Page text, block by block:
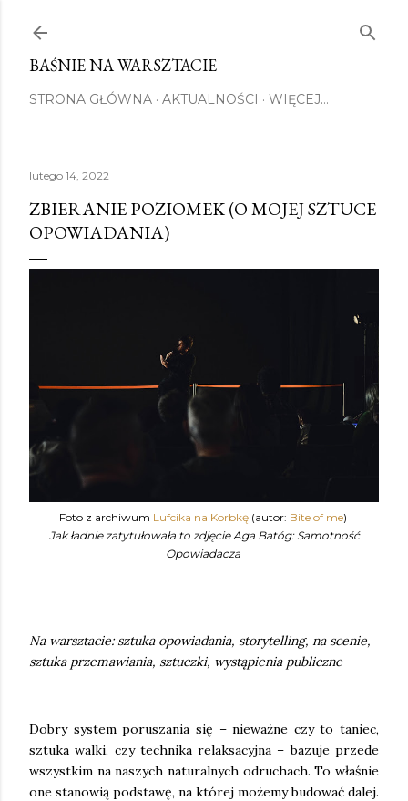
BAŚNIE NA WARSZTACIE
STRONA GŁÓWNA AKTUALNOŚCI WIĘCEJ…
lutego 14, 2022
ZBIERANIE POZIOMEK (O MOJEJ SZTUCE
OPOWIADANIA)
Foto z archiwum Lufcika na Korbkę(autor: Bite of me)
Jak ładnie zatytułowała to zdjęcie Aga Batóg: Samotność
Opowiadacza
Na warsztacie: sztuka opowiadania, storytelling, na scenie,
sztuka przemawiania, sztuczki, wystąpienia publiczne
Dobry system poruszania się – nieważne czy to taniec,
sztuka walki, czy technika relaksacyjna – bazuje przede
wszystkim na naszych naturalnych odruchach. To właśnie
one stanowią podstawę, na której możemy budować dalej.